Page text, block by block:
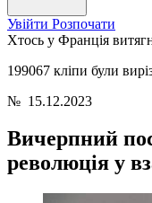
Увійти Розпочати
Хтось у Франція
199067 кліпи були
№ 15.12.2023
Вичерпний
революція у